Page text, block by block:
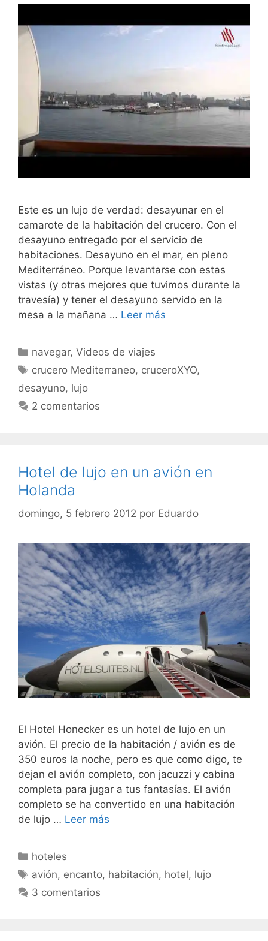
Este es un lujo de verdad: desayunar en el
camarote de la habitación del crucero. Con el
desayuno entregado por el servicio de
habitaciones. Desayuno en el mar, en pleno
Mediterráneo. Porque levantarse con estas
vistas (y otras mejores que tuvimos durante la
travesía) y tener el desayuno servido en la
mesa a la mañana … Leer más
Categorías
navegar,Videos de viajes
Etiquetas
crucero Mediterraneo, cruceroXYO,
desayuno, lujo
2 comentarios
Hotel de lujo en un avión en
Holanda
domingo, 5 febrero 2012 por Eduardo
El Hotel Honecker es un hotel de lujo en un
avión. El precio de la habitación / avión es de
350 euros la noche, pero es que como digo, te
dejan el avión completo, con jacuzzi y cabina
completa para jugar a tus fantasías. El avión
completo se ha convertido en una habitación
de lujo … Leer más
Categorías
hoteles
Etiquetas
avión, encanto, habitación, hotel, lujo
3 comentarios